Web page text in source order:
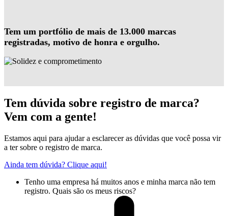
Tem um portfólio de mais de 13.000 marcas
registradas, motivo de honra e orgulho.
Tem dúvida sobre registro de marca?
Vem com a gente!
Estamos aqui para ajudar a esclarecer as dúvidas que você possa vir
a ter sobre o registro de marca.
Ainda tem dúvida? Clique aqui!
Tenho uma empresa há muitos anos e minha marca não tem
registro. Quais são os meus riscos?